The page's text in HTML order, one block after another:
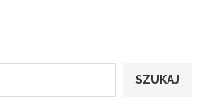
SZUKAJ